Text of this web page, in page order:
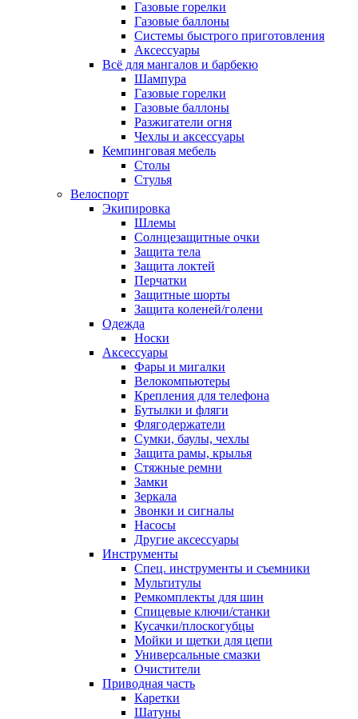
Газовые горелки
Газовые баллоны
Системы быстрого приготовления
Аксессуары
Всё для мангалов и барбекю
Шампура
Газовые горелки
Газовые баллоны
Разжигатели огня
Чехлы и аксессуары
Кемпинговая мебель
Столы
Стулья
Велоспорт
Экипировка
Шлемы
Солнцезащитные очки
Защита тела
Защита локтей
Перчатки
Защитные шорты
Защита коленей/голени
Одежда
Носки
Аксессуары
Фары и мигалки
Велокомпьютеры
Крепления для телефона
Бутылки и фляги
Флягодержатели
Сумки, баулы, чехлы
Защита рамы, крылья
Стяжные ремни
Замки
Зеркала
Звонки и сигналы
Насосы
Другие аксессуары
Инструменты
Спец. инструменты и съемники
Мультитулы
Ремкомплекты для шин
Спицевые ключи/станки
Кусачки/плоскогубцы
Мойки и щетки для цепи
Универсальные смазки
Очистители
Приводная часть
Каретки
Шатуны